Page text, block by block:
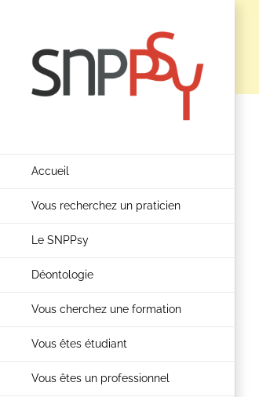
contenu
Accueil
Vous recherchez un praticien
Le SNPPsy
Déontologie
Vous cherchez une formation
Vous êtes étudiant
Vous êtes un professionnel